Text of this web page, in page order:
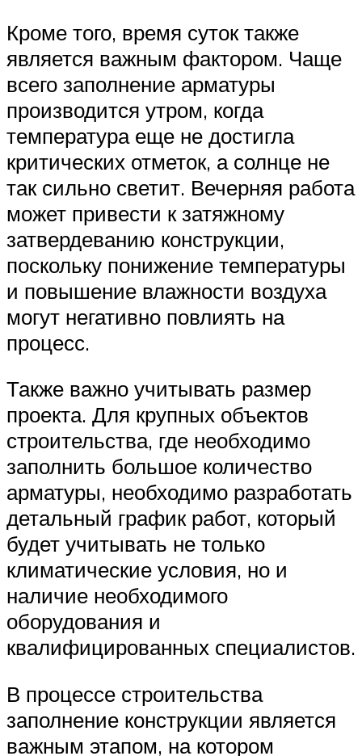
Кроме того, время суток также
является важным фактором. Чаще
всего заполнение арматуры
производится утром, когда
температура еще не достигла
критических отметок, а солнце не
так сильно светит. Вечерняя работа
может привести к затяжному
затвердеванию конструкции,
поскольку понижение температуры
и повышение влажности воздуха
могут негативно повлиять на
процесс.
Также важно учитывать размер
проекта. Для крупных объектов
строительства, где необходимо
заполнить большое количество
арматуры, необходимо разработать
детальный график работ, который
будет учитывать не только
климатические условия, но и
наличие необходимого
оборудования и
квалифицированных специалистов.
В процессе строительства
заполнение конструкции является
важным этапом, на котором